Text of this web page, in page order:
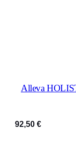
Alleva
92,50 €